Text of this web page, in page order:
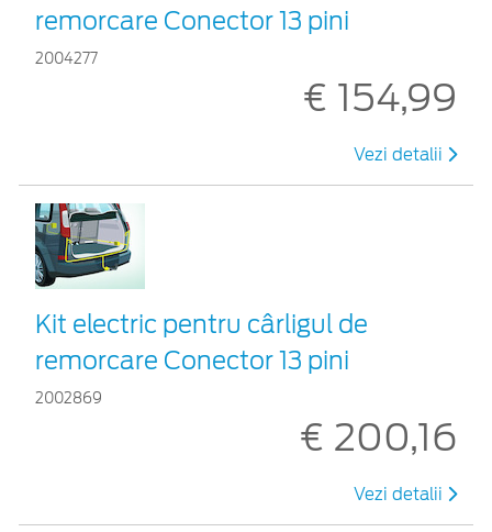
remorcare Conector 13 pini
2004277
€ 154,99
Vezi detalii
Kit electric pentru cârligul de
remorcare Conector 13 pini
2002869
€ 200,16
Vezi detalii